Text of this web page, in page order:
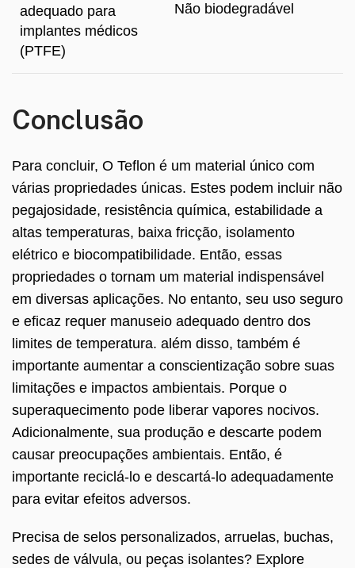
Não biodegradável
adequado para
implantes médicos
(PTFE)
Conclusão
Para concluir, O Teflon é um material único com
várias propriedades únicas. Estes podem incluir não
pegajosidade, resistência química, estabilidade a
altas temperaturas, baixa fricção, isolamento
elétrico e biocompatibilidade. Então, essas
propriedades o tornam um material indispensável
em diversas aplicações. No entanto, seu uso seguro
e eficaz requer manuseio adequado dentro dos
limites de temperatura. além disso, também é
importante aumentar a conscientização sobre suas
limitações e impactos ambientais. Porque o
superaquecimento pode liberar vapores nocivos.
Adicionalmente, sua produção e descarte podem
causar preocupações ambientais. Então, é
importante reciclá-lo e descartá-lo adequadamente
para evitar efeitos adversos.
Precisa de selos personalizados, arruelas, buchas,
sedes de válvula, ou peças isolantes? Explore